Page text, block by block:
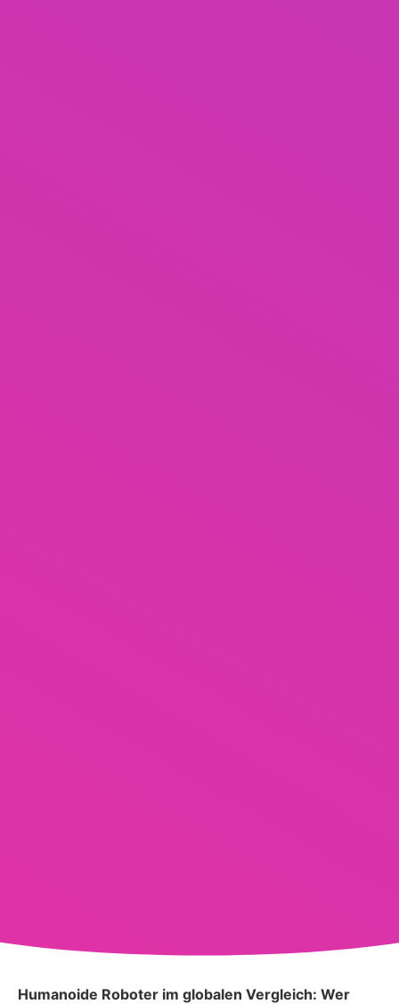
Humanoide Roboter im globalen Vergleich: Wer